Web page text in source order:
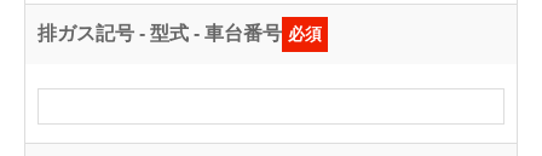
排ガス記号 - 型式 - 車台番号 必須